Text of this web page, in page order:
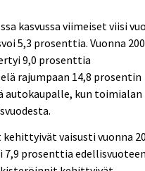
kasvussa viimeiset viisi
5,3 prosenttia. Vuonna
9,0 prosenttia
rajumpaan 14,8 prosentin
autokaupalle, kun toimialan
vaisusti vuonna
prosenttia